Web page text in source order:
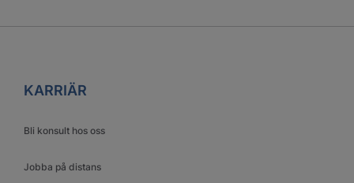
KARRIÄR
Bli konsult hos oss
Jobba på distans